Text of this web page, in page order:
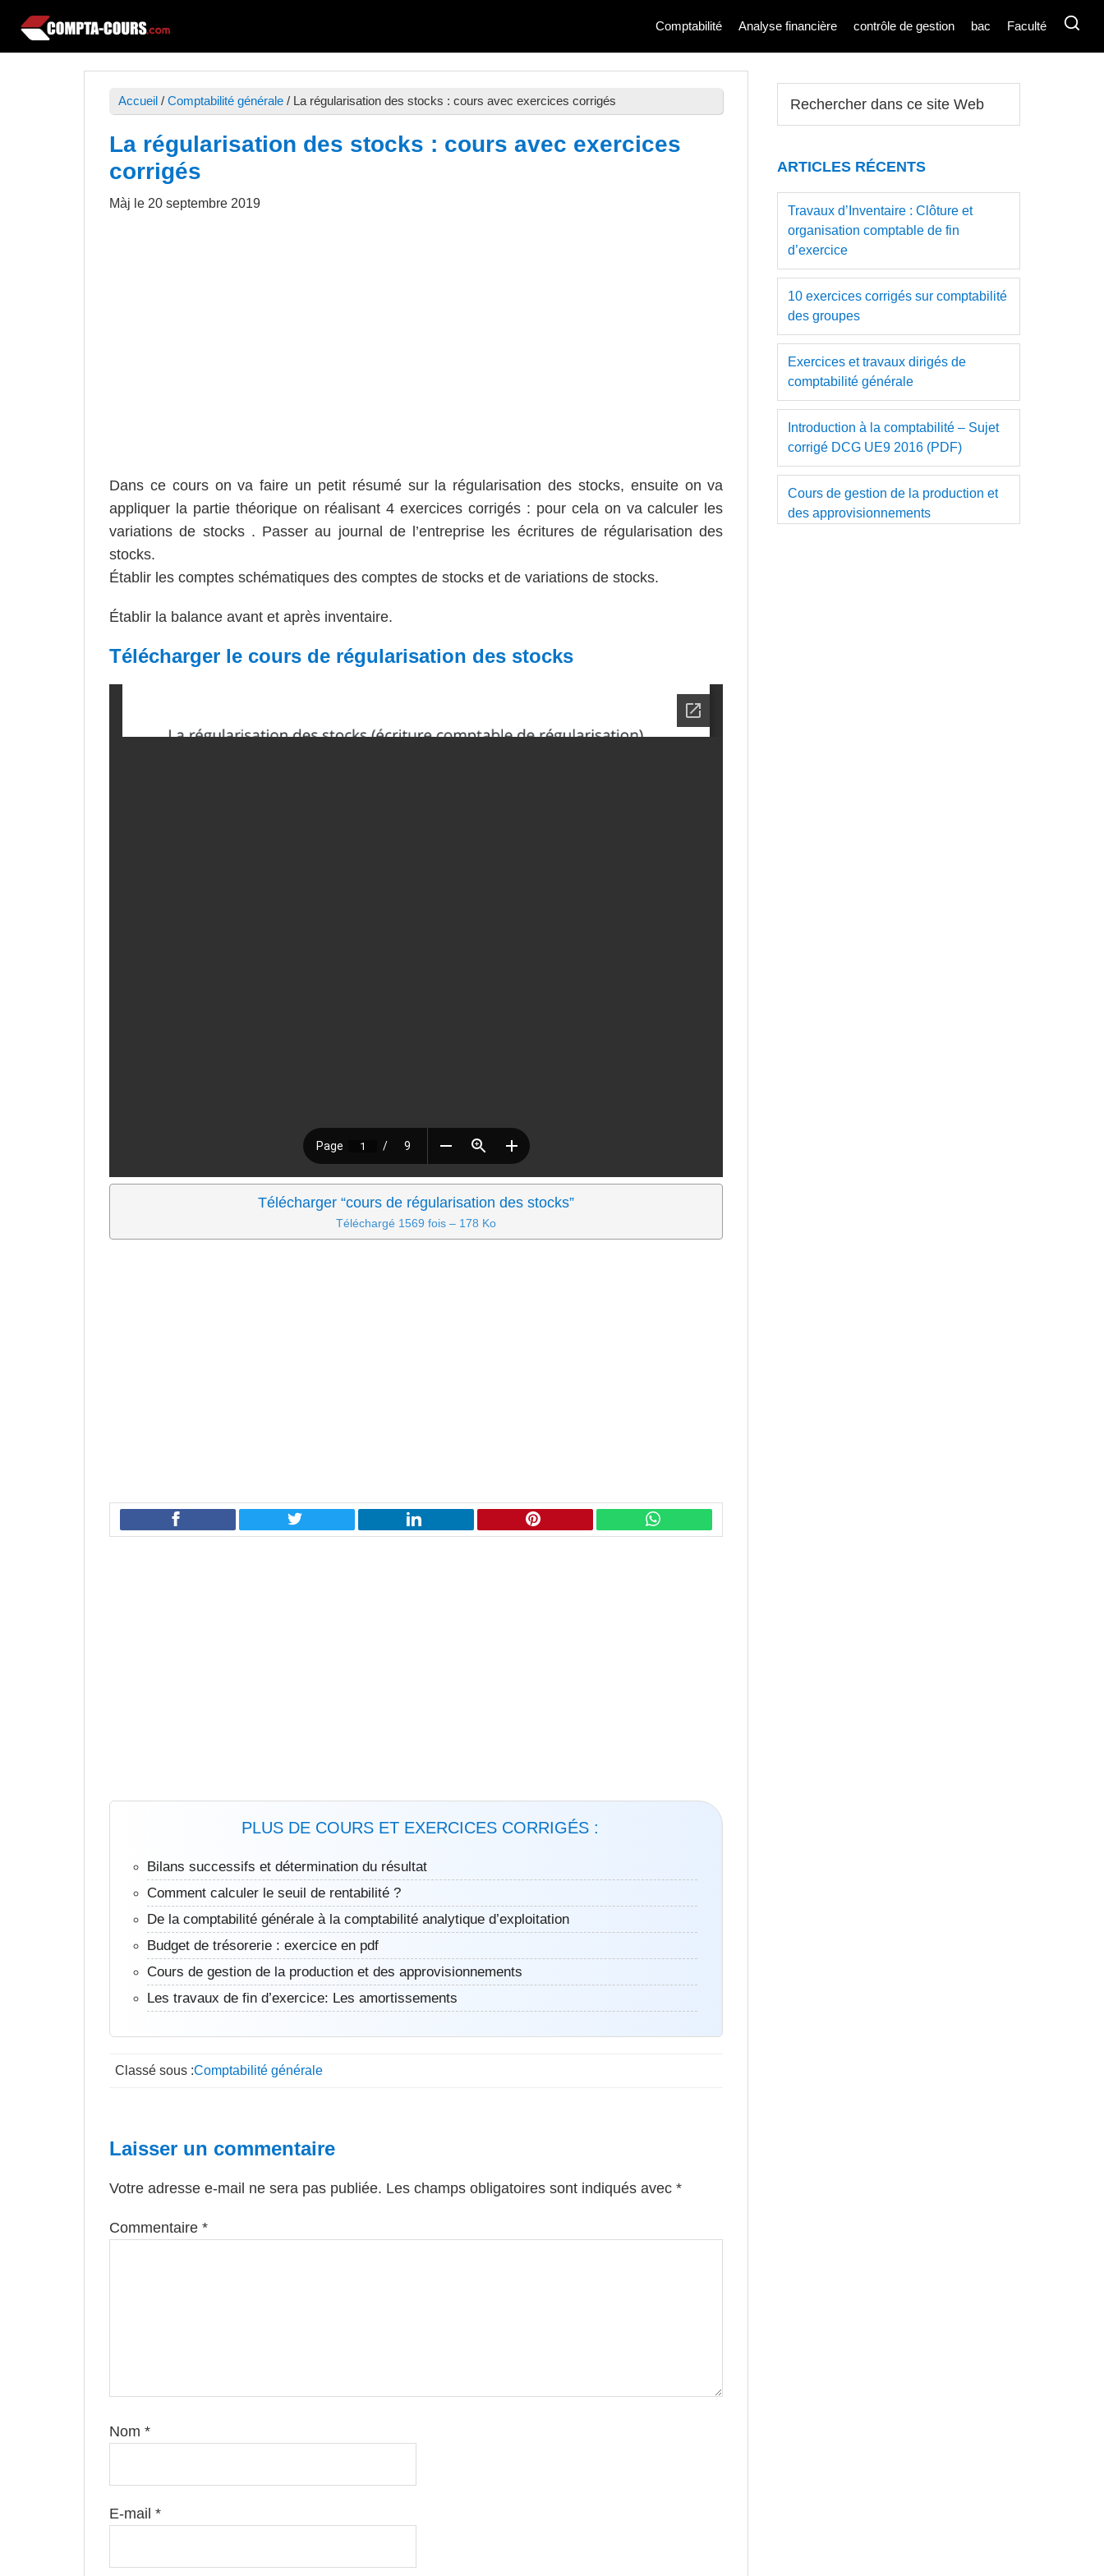
Passer
la
Passer
contenu
Passer
la Compta-
Cours
Comptabilité Analyse financière contrôle de gestion bac Faculté
Accueil / Comptabilité générale / La régularisation des stocks : cours avec exercices corrigés
La régularisation des stocks : cours avec exercices
corrigés
Màj le 20 septembre 2019
Dans ce cours on va faire un petit résumé sur la régularisation des stocks, ensuite on va
appliquer la partie théorique on réalisant 4 exercices corrigés : pour cela on va calculer les
variations de stocks . Passer au journal de l’entreprise les écritures de régularisation des
stocks.
Établir les comptes schématiques des comptes de stocks et de variations de stocks.
Établir la balance avant et après inventaire.
Télécharger le cours de régularisation des stocks
Télécharger “cours de régularisation des stocks”
Téléchargé 1569 fois – 178 Ko
PLUS DE COURS ET EXERCICES CORRIGÉS :
Bilans successifs et détermination du résultat
Comment calculer le seuil de rentabilité ?
De la comptabilité générale à la comptabilité analytique d’exploitation
Budget de trésorerie : exercice en pdf
Cours de gestion de la production et des approvisionnements
Les travaux de fin d’exercice: Les amortissements
Classé sous :Comptabilité générale
Interactions
Laisser un commentaire
Votre adresse e-mail ne sera pas publiée. Les champs obligatoires sont indiqués avec *
Commentaire *
Nom *
E-mail *
Barre
latérale
dans
Web
ARTICLES RÉCENTS
Travaux d’Inventaire : Clôture et
organisation comptable de fin
d’exercice
10 exercices corrigés sur comptabilité
des groupes
Exercices et travaux dirigés de
comptabilité générale
Introduction à la comptabilité – Sujet
corrigé DCG UE9 2016 (PDF)
Cours de gestion de la production et
des approvisionnements